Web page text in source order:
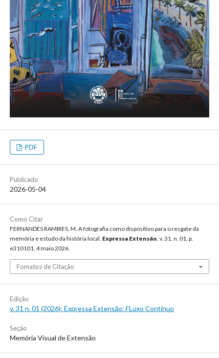
PDF
Publicado
2026-05-04
Como Citar
FERNANDES RAMIRES, M. A fotografia como dispositivo para o resgate da
memória e estudo da história local. Expressa Extensão, v. 31, n. 01, p.
e310101, 4 maio 2026.
Fomatos de Citação
Edição
v. 31 n. 01 (2026): Expressa Extensão: FLuxo Contínuo
Seção
Memória Visual de Extensão